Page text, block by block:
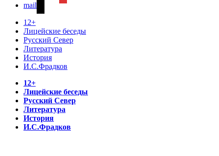
mail
12+
Лицейские беседы
Русский Север
Литература
История
И.С.Фрадков
12+
Лицейские беседы
Русский Север
Литература
История
И.С.Фрадков